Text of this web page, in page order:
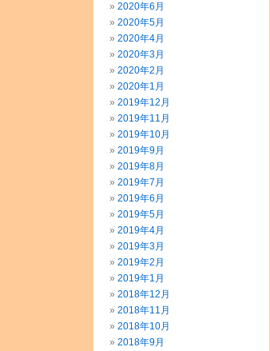
2020年6月
2020年5月
2020年4月
2020年3月
2020年2月
2020年1月
2019年12月
2019年11月
2019年10月
2019年9月
2019年8月
2019年7月
2019年6月
2019年5月
2019年4月
2019年3月
2019年2月
2019年1月
2018年12月
2018年11月
2018年10月
2018年9月